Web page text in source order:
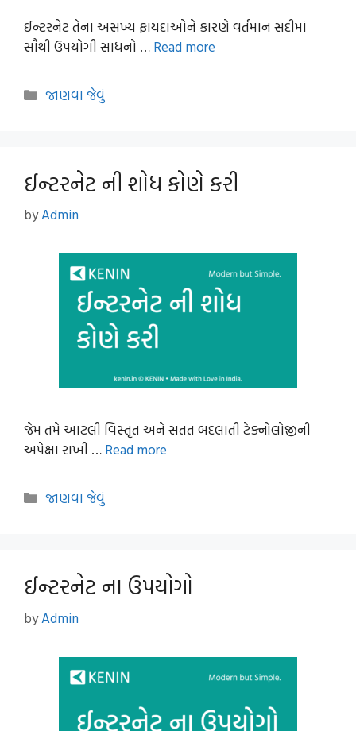
ઈન્ટરનેટ તેના અસંખ્ય ફાયદાઓને કારણે વર્તમાન સદીમાં
સૌથી ઉપયોગી સાધનો … Read more
Categories
જાણવા જેવું
ઈન્ટરનેટ ની શોધ કોણે કરી
byAdmin
જેમ તમે આટલી વિસ્તૃત અને સતત બદલાતી ટેક્નોલોજીની
અપેક્ષા રાખી … Read more
Categories
જાણવા જેવું
ઈન્ટરનેટ ના ઉપયોગો
byAdmin